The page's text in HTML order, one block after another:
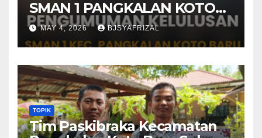
SMAN 1 PANGKALAN KOTO
BARU TAHUN AJARAN 2025-
2026
MAY 4, 2026 BJSYAFRIZAL
TOPIK
Tim Paskibraka Kecamatan